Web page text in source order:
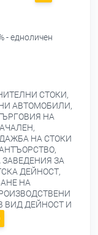
- едноличен
СТОКИ,
АВТОМОБИЛИ,
НА
НА СТОКИ
ЗА
ДЕЙНОСТ,
НА
ВИД ДЕЙНОСТ И